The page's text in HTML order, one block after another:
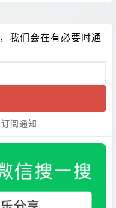
我们会在有必要时通
阅通知